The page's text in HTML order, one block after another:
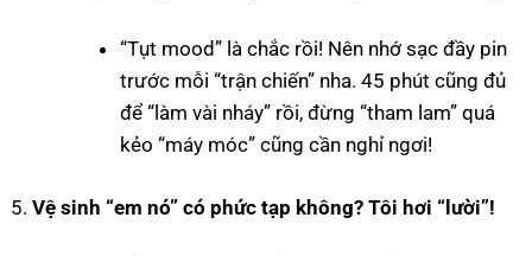
“Tụt mood” là chắc rồi! Nên nhớ sạc đầy pin
trước mỗi “trận chiến” nha. 45 phút cũng đủ
để “làm vài nháy” rồi, đừng “tham lam” quá
kẻo “máy móc” cũng cần nghỉ ngơi!
Vệ sinh “em nó” có phức tạp không? Tôi hơi “lười”!